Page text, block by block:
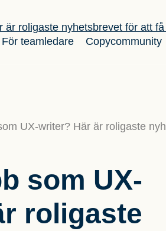
För teamledare Copycommunity
UX-writer? Här är roligaste
som UX-
roligaste